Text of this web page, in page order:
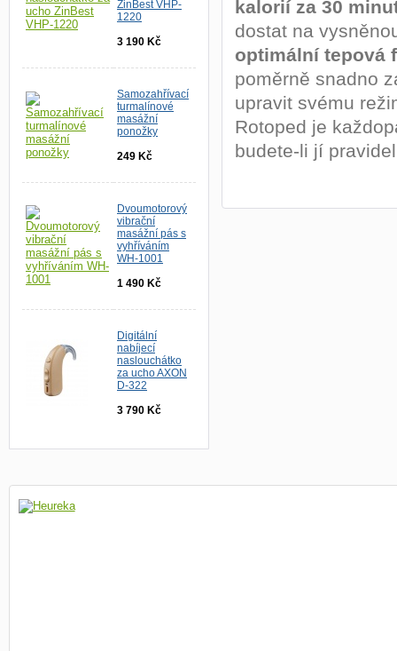
kalorií za 30
dostat na
optimální tepová
poměrně snadno
upravit svému
Rotoped je
budete-li jí
ZinBest VHP-
1220
3 190 Kč
Samozahřívací
turmalínové
masážní
ponožky
249 Kč
Dvoumotorový
vibrační
masážní pás s
vyhříváním
WH-1001
1 490 Kč
Digitální
nabíjecí
naslouchátko
za ucho AXON
D-322
3 790 Kč